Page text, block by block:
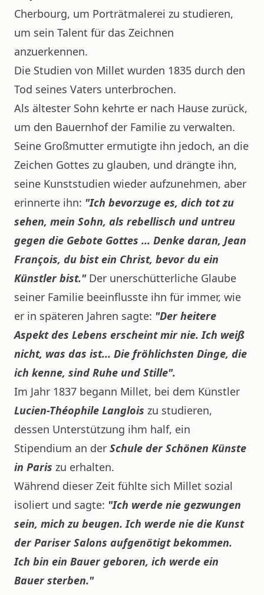
Cherbourg, um Porträtmalerei zu studieren,
um sein Talent für das Zeichnen
anzuerkennen.
Die Studien von Millet wurden 1835 durch den
Tod seines Vaters unterbrochen.
Als ältester Sohn kehrte er nach Hause zurück,
um den Bauernhof der Familie zu verwalten.
Seine Großmutter ermutigte ihn jedoch, an die
Zeichen Gottes zu glauben, und drängte ihn,
seine Kunststudien wieder aufzunehmen, aber
erinnerte ihn: "Ich bevorzuge es, dich tot zu
sehen, mein Sohn, als rebellisch und untreu
gegen die Gebote Gottes ... Denke daran, Jean
François, du bist ein Christ, bevor du ein
Künstler bist."Der unerschütterliche Glaube
seiner Familie beeinflusste ihn für immer, wie
er in späteren Jahren sagte: "Der heitere
Aspekt des Lebens erscheint mir nie. Ich weiß
nicht, was das ist... Die fröhlichsten Dinge, die
ich kenne, sind Ruhe und Stille".
Im Jahr 1837 begann Millet, bei dem Künstler
Lucien-Théophile Langlois zu studieren,
dessen Unterstützung ihm half, ein
Stipendium an der Schule der Schönen Künste
in Paris zu erhalten.
Während dieser Zeit fühlte sich Millet sozial
isoliert und sagte: "Ich werde nie gezwungen
sein, mich zu beugen. Ich werde nie die Kunst
der Pariser Salons aufgenötigt bekommen.
Ich bin ein Bauer geboren, ich werde ein
Bauer sterben."